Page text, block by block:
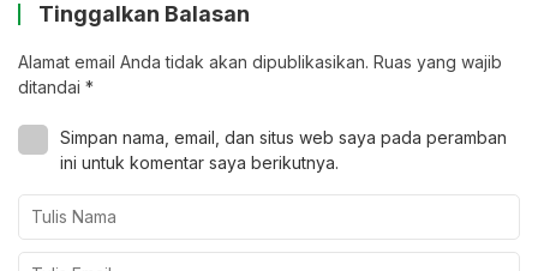
Tinggalkan Balasan
Alamat email Anda tidak akan dipublikasikan. Ruas yang wajib
ditandai *
Simpan nama, email, dan situs web saya pada peramban
ini untuk komentar saya berikutnya.